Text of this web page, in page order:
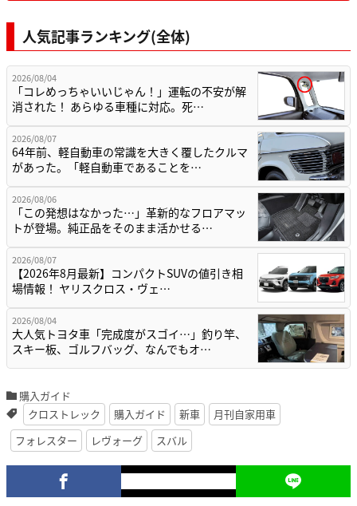
人気記事ランキング(全体)
2026/08/04
「コレめっちゃいいじゃん！」運転の不安が解
消された！ あらゆる車種に対応。死…
2026/08/07
64年前、軽自動車の常識を大きく覆したクルマ
があった。「軽自動車であることを…
2026/08/06
「この発想はなかった…」革新的なフロアマッ
トが登場。純正品をそのまま活かせる…
2026/08/07
【2026年8月最新】コンパクトSUVの値引き相
場情報！ ヤリスクロス・ヴェ…
2026/08/04
大人気トヨタ車「完成度がスゴイ…」釣り竿、
スキー板、ゴルフバッグ、なんでもオ…
購入ガイド
クロストレック
購入ガイド 新車
月刊自家用車
フォレスター
レヴォーグ スバル